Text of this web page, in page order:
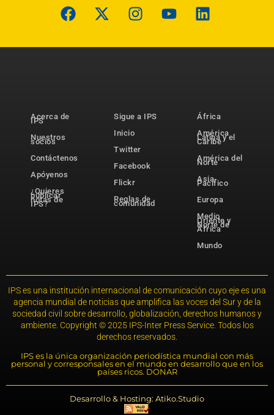
Acerca de
IPS
Nuestros
socios
Contáctenos
Apóyenos
¿Quieres
publicar
notas de
IPS?
Sigue a IPS
Inicio
Twitter
Facebook
Flickr
Reglas de
comunidad
África
América
Latina y el
Caribe
América del
Norte
Asia-
Pacífico
Europa
Medio
Oriente y
Norte de
África
Mundo
IPS es una institución internacional de comunicación cuyo eje es una
agencia mundial de noticias que amplifica las voces del Sur y de la
sociedad civil sobre desarrollo, globalización, derechos humanos y
ambiente. Copyright © 2025 IPS-Inter Press Service. Todos los
derechos reservados.
IPS es la única organización periodística mundial con más
personal y corresponsales en el mundo en desarrollo que en los
países ricos. DONAR
Desarrollo & Hosting: Atiko.Studio